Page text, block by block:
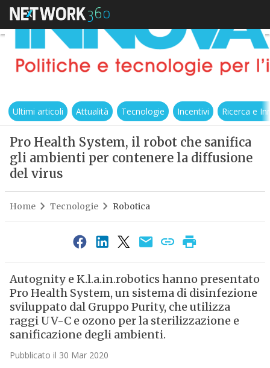
Ultimi articoli Attualità Tecnologie Incentivi Ricerca e
Pro Health System, il robot che sanifica
gli ambienti per contenere la diffusione
del virus
Home Tecnologie Robotica
Autognity e K.l.a.in.robotics hanno presentato
Pro Health System, un sistema di disinfezione
sviluppato dal Gruppo Purity, che utilizza
raggi UV-C e ozono per la sterilizzazione e
sanificazione degli ambienti.
Pubblicato il 30 Mar 2020